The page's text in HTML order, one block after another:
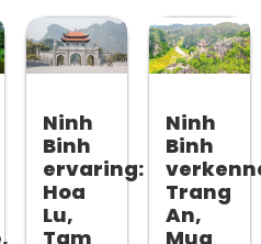
Ninh
Binh
ervaring:
Hoa
Lu,
Tam
Ninh
Binh
Trang
An,
Mua